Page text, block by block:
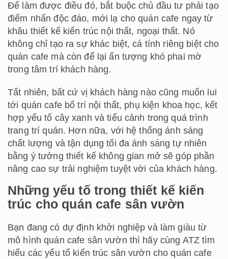
Để làm được điều đó, bắt buộc chủ đầu tư phải tạo
điểm nhấn độc đáo, mới lạ cho quán cafe ngay từ
khâu thiết kế kiến trúc nội thất, ngoại thất. Nó
không chỉ tạo ra sự khác biệt, cá tính riêng biệt cho
quán cafe mà còn để lại ấn tượng khó phai mờ
trong tâm trí khách hàng.
Tất nhiên, bất cứ vị khách hàng nào cũng muốn lui
tới quán cafe bố trí nội thất, phụ kiện khoa học, kết
hợp yếu tố cây xanh và tiểu cảnh trong quá trình
trang trí quán. Hơn nữa, với hệ thống ánh sáng
chất lượng và tận dụng tối đa ánh sáng tự nhiên
bằng ý tưởng thiết kế không gian mở sẽ góp phần
nâng cao sự trải nghiệm tuyệt vời của khách hàng.
Những yếu tố trong thiết kế kiến
trúc cho quán cafe sân vườn
Bạn đang có dự định khởi nghiệp và làm giàu từ
mô hình quán cafe sân vườn thì hãy cùng ATZ tìm
hiểu các yếu tố kiến trúc sân vườn cho quán cafe